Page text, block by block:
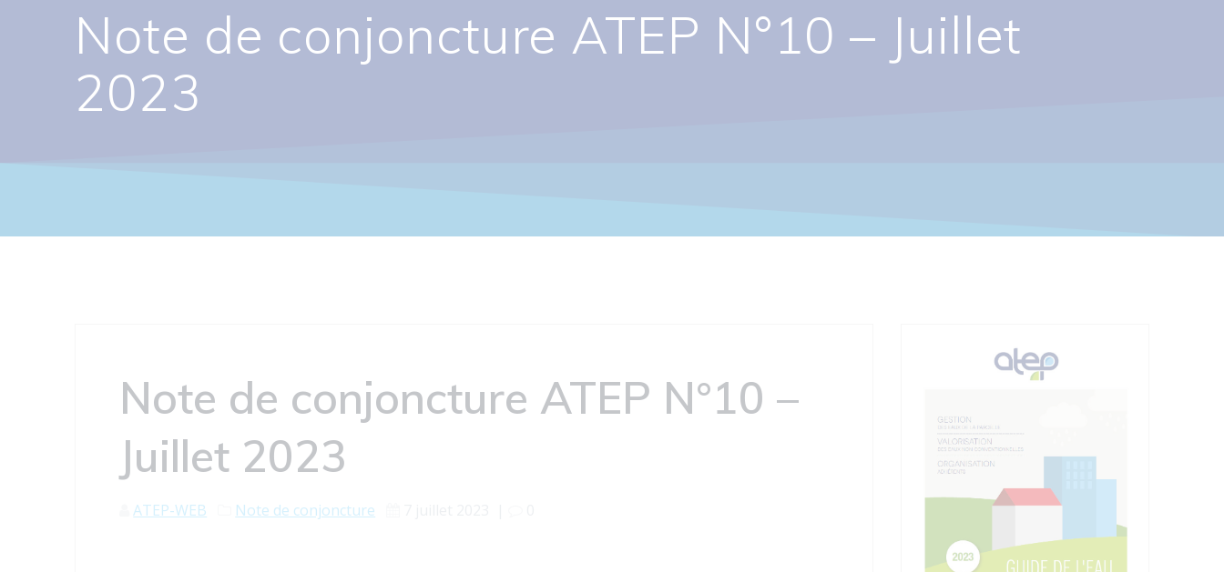
Note de conjoncture ATEP N°10 – Juillet
2023
Note de conjoncture ATEP N°10 –
Juillet 2023
ATEP-WEB Note de conjoncture